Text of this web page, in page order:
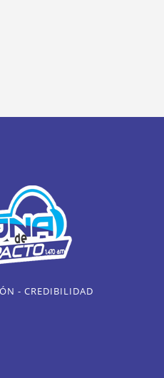
- CREDIBILIDAD